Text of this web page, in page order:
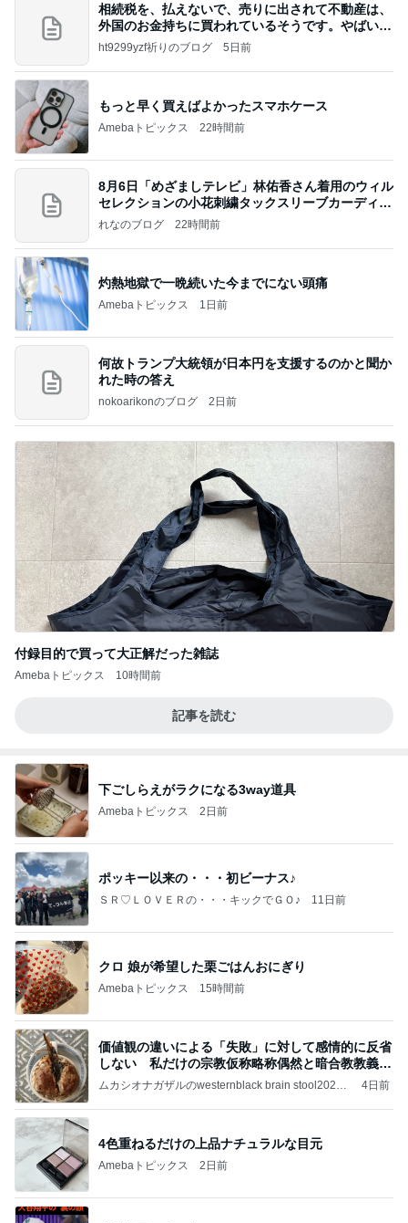
相続税を、払えないで、売りに出されて不動産は、
外国のお金持ちに買われているそうです。やばいで
すよ
ht9299yzf祈りのブログ 5日前
もっと早く買えばよかったスマホケース
Amebaトピックス 22時間前
8月6日「めざましテレビ」林佑香さん着用のウィル
セレクションの小花刺繍タックスリーブカーディガ
ン
れなのブログ 22時間前
灼熱地獄で一晩続いた今までにない頭痛
Amebaトピックス 1日前
何故トランプ大統領が日本円を支援するのかと聞か
れた時の答え
nokoarikonのブログ 2日前
付録目的で買って大正解だった雑誌
Amebaトピックス 10時間前
記事を読む
下ごしらえがラクになる3way道具
Amebaトピックス 2日前
ポッキー以来の・・・初ビーナス♪
ＳＲ♡ＬＯＶＥＲの・・・キックでＧＯ♪ 11日前
クロ 娘が希望した栗ごはんおにぎり
Amebaトピックス 15時間前
価値観の違いによる「失敗」に対して感情的に反省
しない 私だけの宗教仮称略称偶然と暗合教教義候
補
ムカシオナガザルのwesternblack brain stool2024
ガザル
4日前
4色重ねるだけの上品ナチュラルな目元
Amebaトピックス 2日前